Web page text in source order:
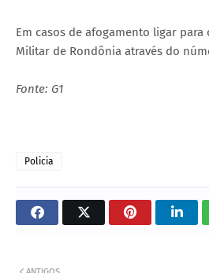
Em casos de afogamento ligar
Militar de Rondônia através do
Fonte: G1
Policia